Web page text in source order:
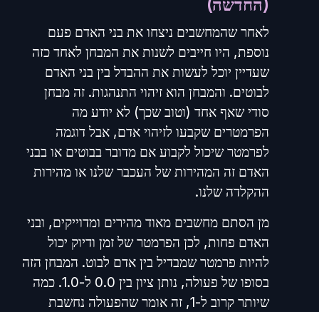
(החדשה)
לאחר שהמחשבים ניצחו את בני האדם פעם
נוספת, היו חייבים לשנות את המבחן לאחד כזה
שעדיין יוכל לעשות את ההבדל בין בני האדם
לבוטים. והמבחן הוא זיהוי התנהגות. זה מבחן
סודי שאף אחד (וטוב שכך) לא יודע מה
הפרמטרים שקבעו לזיהוי אדם, אבל דוגמה
לפרמטר שיכול לקבוע אם מדובר בבוטים או בבני
האדם זה המהירות של העכבר שלנו או מהירות
ההקלדה שלנו.
מן הסתם מחשבים מאוד מהירים ומדוייקים, ובני
האדם פחות, לכן הפרמטר של זמן ודיוק יכול
להיות פרמטר שמבדיל בין אדם לבוט. המבחן הזה
בסופו של פעולה, נותן ציון בין 0.0 ל-1.0. כמה
שיותר קרוב ל-1, זה אומר שהפעולה נחשבת